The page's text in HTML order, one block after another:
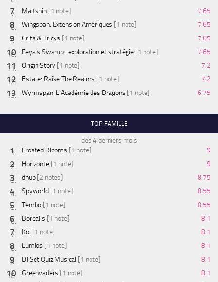
Maitshin [1 note]
7.65
Wingspan: Extension Amériques [1 note]
7.65
Crits & Tricks [1 note]
7.65
Feya’s Swamp : exploration et stratégie [1 note]
7.65
Origin Story [1 note]
7.2
Estate: Raise The Realms [1 note]
7.2
Wyrmspan: L'Académie des Dragons [1 note] 6.75
TOP FAMILLE
des 4 derniers mois
Frosted Blooms [1 note]
9
Horizonte [1 note]
9
dnup [2 notes]
8.75
Spyworld [1 note]
8.55
Tembo [1 note]
8.55
Borealis [1 note]
8.1
Koi [1 note]
8.1
Lumios [1 note]
8.1
DJ Set Quiz Musical [1 note]
8.1
Greenvaders [1 note]
8.1